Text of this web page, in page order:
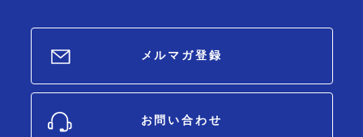
メルマガ登録
お問い合わせ